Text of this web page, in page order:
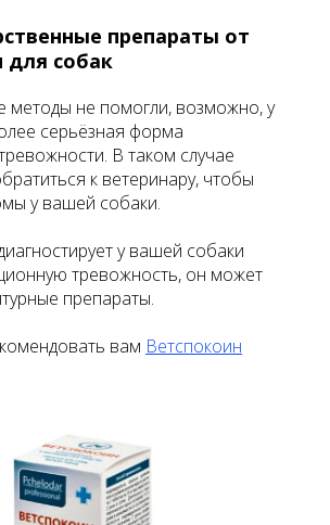
препараты от
для собак
методы не помогли, возможно, у
серьёзная форма
В таком случае
к ветеринару, чтобы
у вашей собаки.
у вашей собаки
тревожность, он может
препараты.
вам Ветспокоин